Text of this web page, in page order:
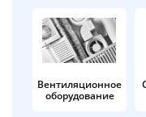
Вентиляционное
оборудование
по25%
Подробнее